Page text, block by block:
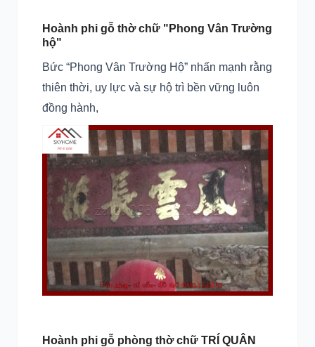
Hoành phi gỗ thờ chữ "Phong Vân Trường
hộ"
Bức “Phong Vân Trường Hộ” nhấn mạnh rằng
thiên thời, uy lực và sự hộ trì bền vững luôn
đồng hành,
Hoành phi gỗ phòng thờ chữ TRÍ QUÂN